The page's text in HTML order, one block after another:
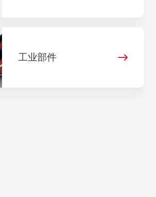
工业部件